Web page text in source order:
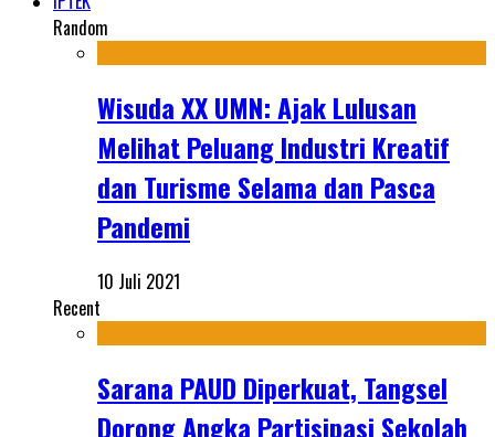
Random
Wisuda XX UMN: Ajak Lulusan
Melihat Peluang Industri Kreatif
dan Turisme Selama dan Pasca
Pandemi
10 Juli 2021
Recent
Sarana PAUD Diperkuat, Tangsel
Dorong Angka Partisipasi Sekolah